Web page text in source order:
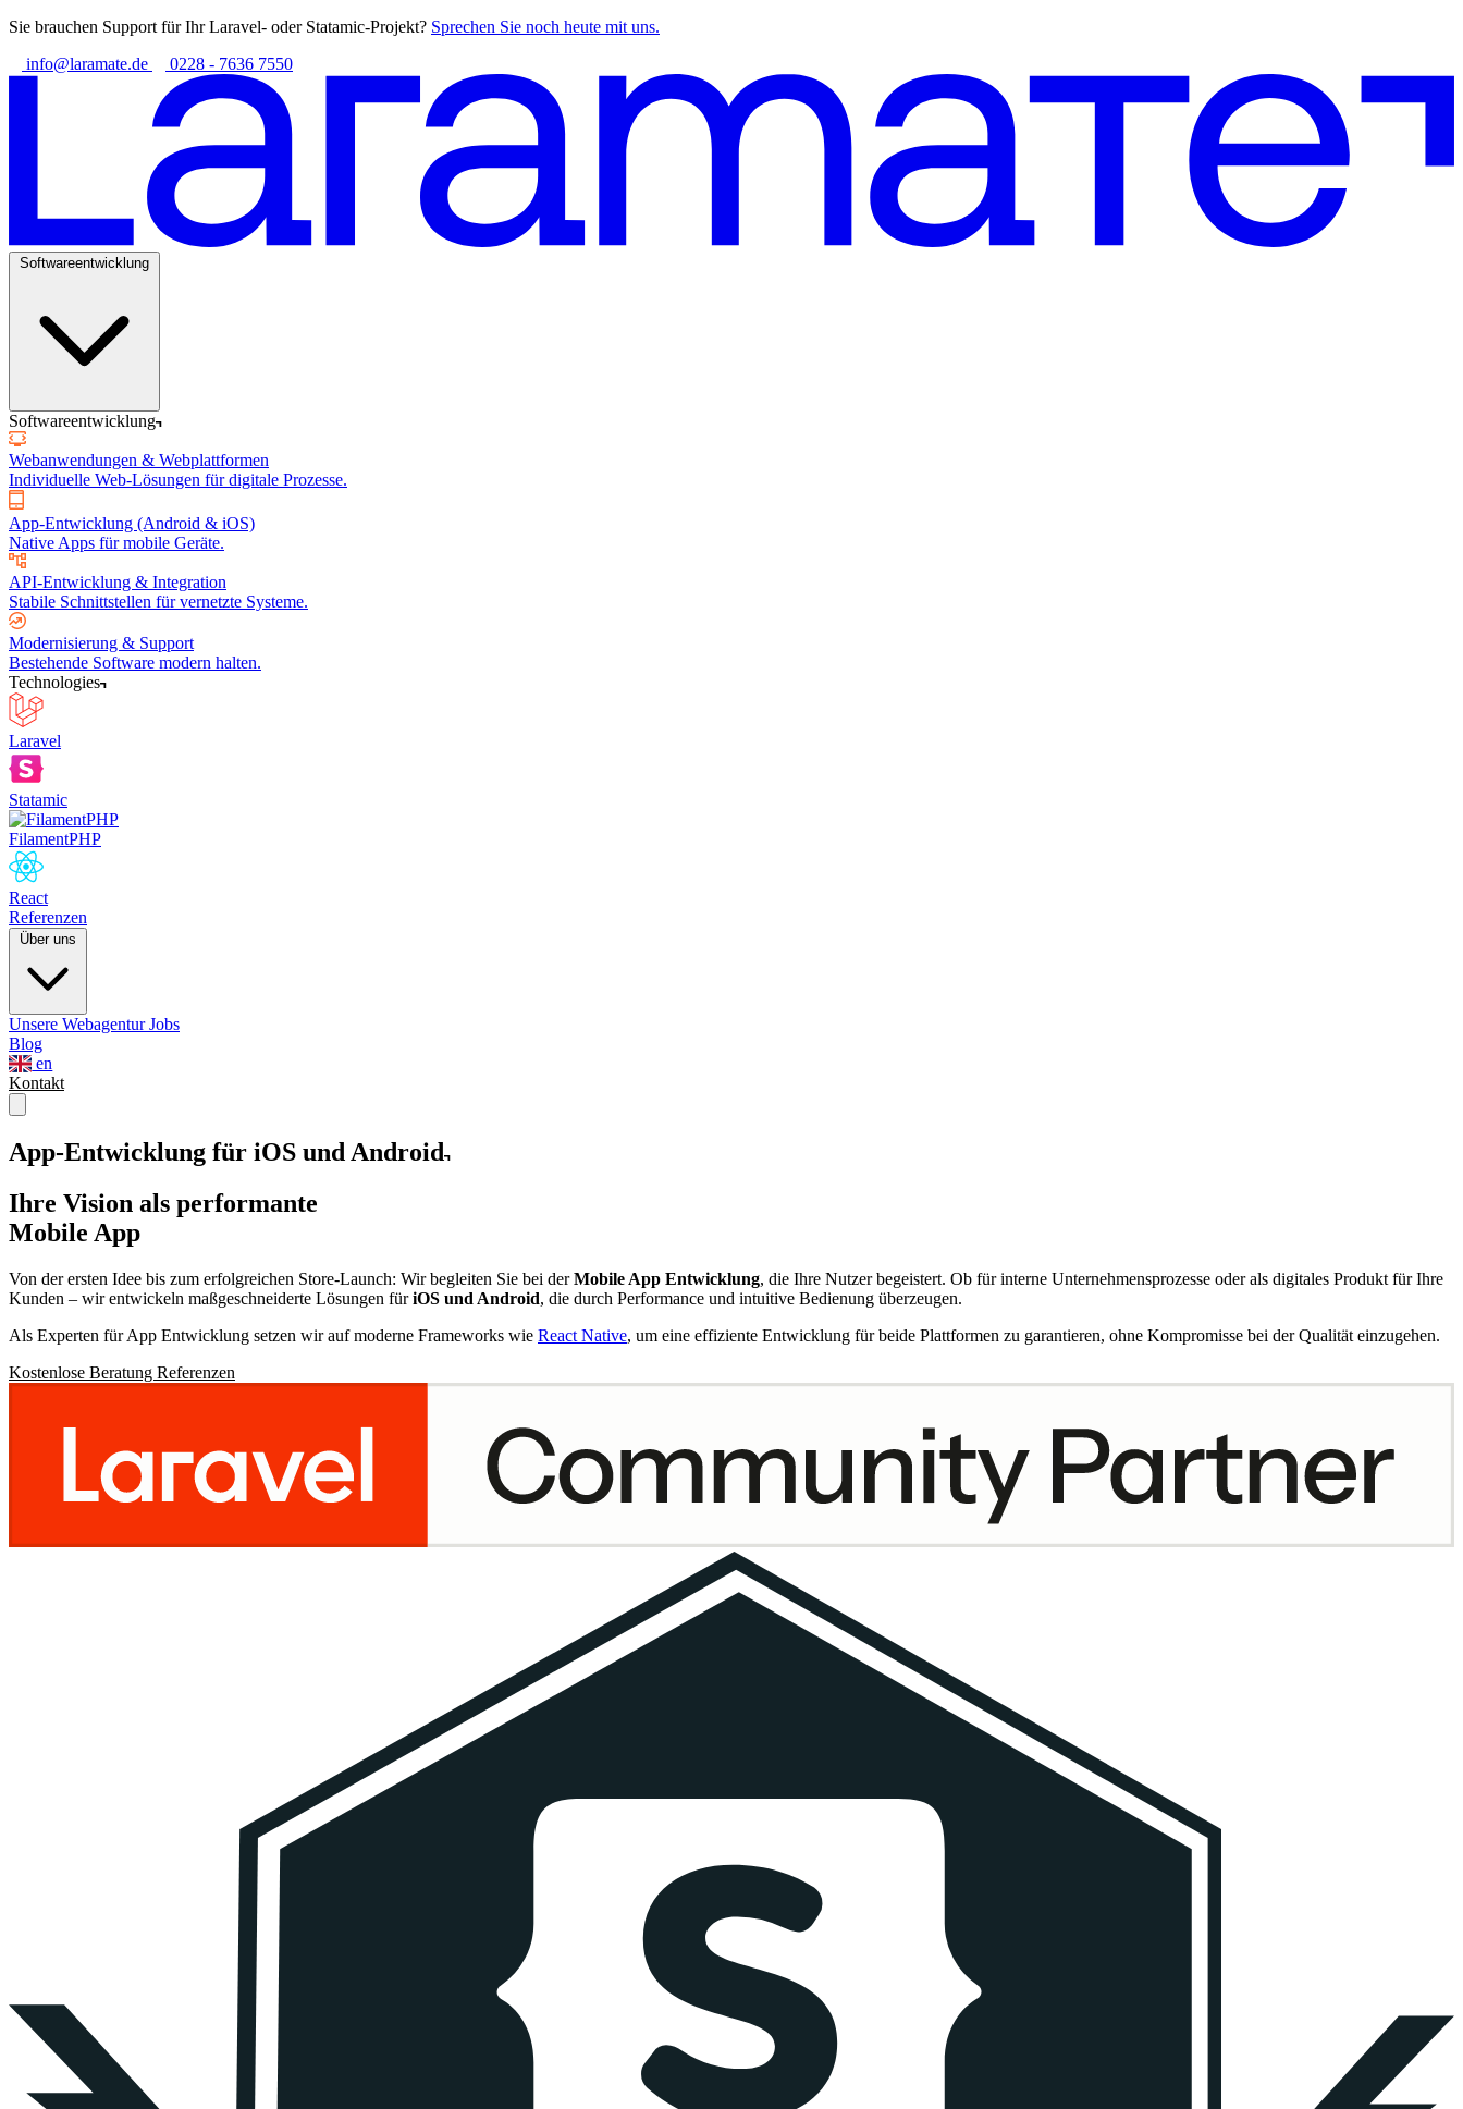
Sie brauchen Support für Ihr Laravel- oder Statamic-Projekt? Sprechen Sie noch heute mit uns.
info@laramate.de
0228 - 7636 7550
Softwareentwicklung
Softwareentwicklung
Webanwendungen & Webplattformen
Individuelle Web-Lösungen für digitale Prozesse.
App-Entwicklung (Android & iOS)
Native Apps für mobile Geräte.
API-Entwicklung & Integration
Stabile Schnittstellen für vernetzte Systeme.
Modernisierung & Support
Bestehende Software modern halten.
Technologies
Laravel
Statamic
FilamentPHP
React
Referenzen
Über uns
Unsere WebagenturJobs
Blog
en
Kontakt
App-Entwicklung für iOS und Android
Ihre Vision als performante
Mobile App
Von der ersten Idee bis zum erfolgreichen Store-Launch: Wir begleiten Sie bei derMobile App Entwicklung, die Ihre Nutzer begeistert. Ob für interne Unternehmensprozesse oder als digitales Produkt für Ihre
Kunden – wir entwickeln maßgeschneiderte Lösungen füriOS und Android, die durch Performance und intuitive Bedienung überzeugen.
Als Experten für App Entwicklung setzen wir auf moderne Frameworks wie React Native, um eine effiziente Entwicklung für beide Plattformen zu garantieren, ohne Kompromisse bei der Qualität einzugehen.
Kostenlose Beratung Referenzen